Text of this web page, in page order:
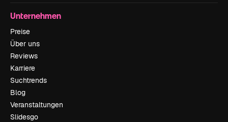
Unternehmen
Preise
Über uns
Reviews
Karriere
Suchtrends
Blog
Veranstaltungen
Slidesgo